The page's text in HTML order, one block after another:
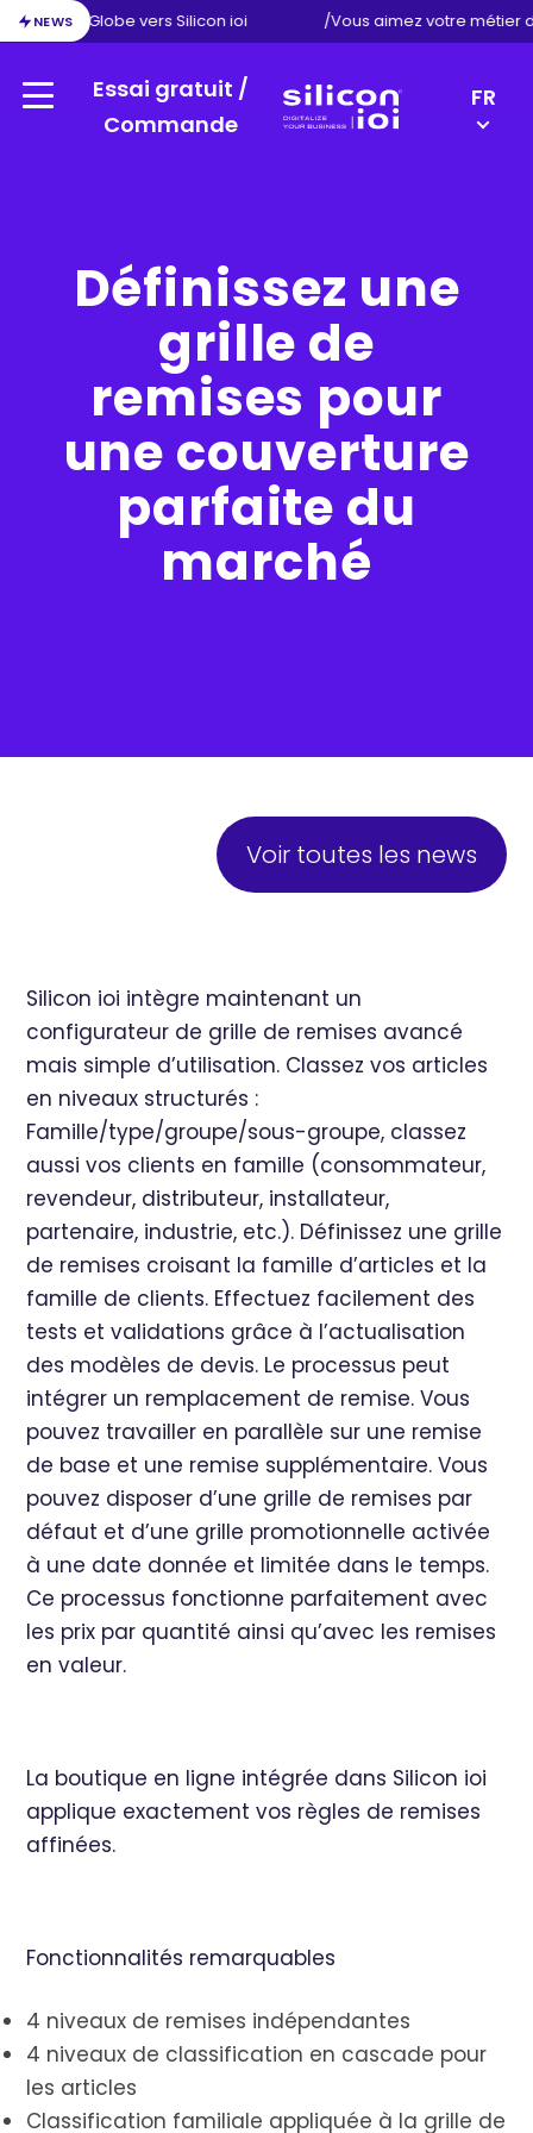
NEWS
d’Exact Globe vers Silicon ioi /Vous aimez votre métier
Menu
Essai gratuit /
Commande
FR
Définissez une
grille de
remises pour
une couverture
parfaite du
marché
Voir toutes les news
Silicon ioi intègre maintenant un
configurateur de grille de remises avancé
mais simple d’utilisation. Classez vos articles
en niveaux structurés :
Famille/type/groupe/sous-groupe, classez
aussi vos clients en famille (consommateur,
revendeur, distributeur, installateur,
partenaire, industrie, etc.). Définissez une grille
de remises croisant la famille d’articles et la
famille de clients. Effectuez facilement des
tests et validations grâce à l’actualisation
des modèles de devis. Le processus peut
intégrer un remplacement de remise. Vous
pouvez travailler en parallèle sur une remise
de base et une remise supplémentaire. Vous
pouvez disposer d’une grille de remises par
défaut et d’une grille promotionnelle activée
à une date donnée et limitée dans le temps.
Ce processus fonctionne parfaitement avec
les prix par quantité ainsi qu’avec les remises
en valeur.
La boutique en ligne intégrée dans Silicon ioi
applique exactement vos règles de remises
affinées.
Fonctionnalités remarquables
4 niveaux de remises indépendantes
4 niveaux de classification en cascade pour
les articles
Classification familiale appliquée à la grille de